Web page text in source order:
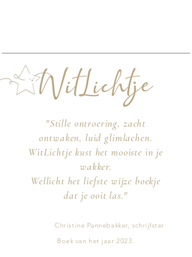
"Stille ontroering, zacht
ontwaken, luid glimlachen.
WitLichtje kust het mooiste in je
wakker.
Wellicht het liefste wijze boekje
dat je ooit las."
Christine Pannebakker, schrijfster
Boek van het jaar 2023.